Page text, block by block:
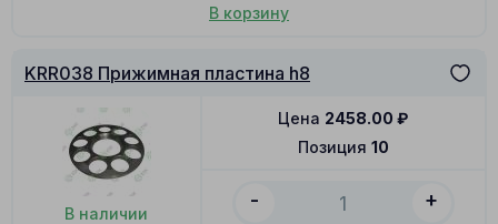
В корзину
KRR038 Прижимная пластина h8
В наличии
Позиция 10
Цена 2458.00 ₽
- +